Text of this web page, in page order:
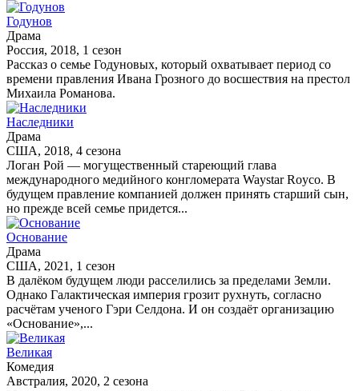
Годунов
Драма
Россия, 2018, 1 сезон
Рассказ о семье Годуновых, который охватывает период со
времени правления Ивана Грозного до восшествия на престол
Михаила Романова.
Наследники
Драма
США, 2018, 4 сезона
Логан Рой — могущественный стареющий глава
международного медийного конгломерата Waystar Royco. В
будущем правление компанией должен принять старший сын,
но прежде всей семье придется...
Основание
Драма
США, 2021, 1 сезон
В далёком будущем люди расселились за пределами Земли.
Однако Галактическая империя грозит рухнуть, согласно
расчётам ученого Гэри Селдона. И он создаёт организацию
«Основание»,...
Великая
Комедия
Австралия, 2020, 2 сезона